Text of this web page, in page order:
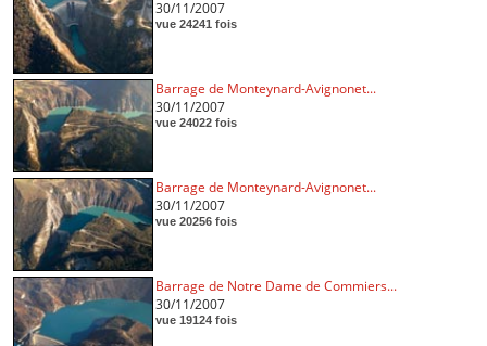
30/11/2007
vue 24241 fois
Barrage de Monteynard-Avignonet...
30/11/2007
vue 24022 fois
Barrage de Monteynard-Avignonet...
30/11/2007
vue 20256 fois
Barrage de Notre Dame de Commiers...
30/11/2007
vue 19124 fois